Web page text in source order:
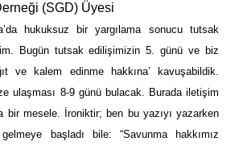
(SGD) Üyesi
hukuksuz bir yargılama sonucu tutsak
Bugün tutsak edilişimizin 5. günü ve biz
ve kalem edinme hakkına’ kavuşabildik.
ulaşması 8-9 günü bulacak. Burada iletişim
bir mesele. İroniktir; ben bu yazıyı yazarken
başladı bile: “Savunma hakkımız